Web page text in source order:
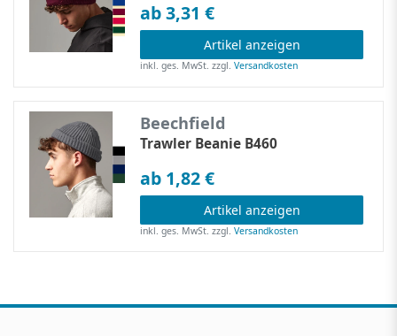
ab 3,31 €
Artikel anzeigen
inkl. ges. MwSt. zzgl.Versandkosten
Beechfield
Trawler Beanie B460
ab 1,82 €
Artikel anzeigen
inkl. ges. MwSt. zzgl.Versandkosten